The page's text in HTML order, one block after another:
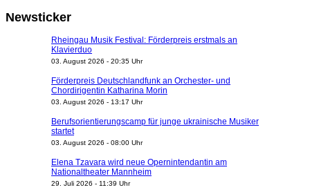
Newsticker
Rheingau Musik Festival: Förderpreis erstmals an
Klavierduo
03. August 2026 - 20:35 Uhr
Förderpreis Deutschlandfunk an Orchester- und
Chordirigentin Katharina Morin
03. August 2026 - 13:17 Uhr
Berufsorientierungscamp für junge ukrainische Musiker
startet
03. August 2026 - 08:00 Uhr
Elena Tzavara wird neue Opernintendantin am
Nationaltheater Mannheim
29. Juli 2026 - 11:39 Uhr